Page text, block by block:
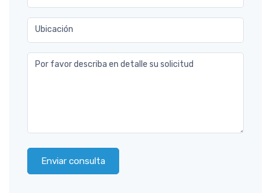
Ubicación
Por favor describa en detalle su solicitud
Enviar consulta